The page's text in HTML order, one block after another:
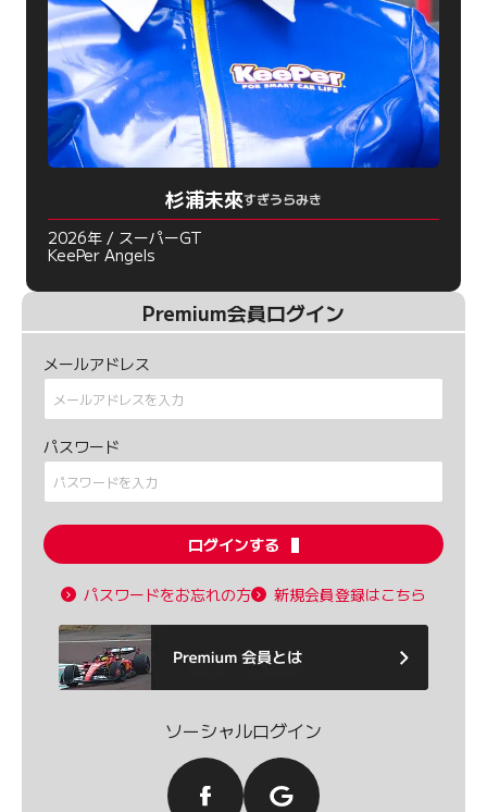
杉浦未來すぎうらみき
2026年 / スーパーGT
KeePer Angels
Premium会員ログイン
メールアドレス
パスワード
ログインする
パスワードをお忘れの方 新規会員登録はこちら
ソーシャルログイン